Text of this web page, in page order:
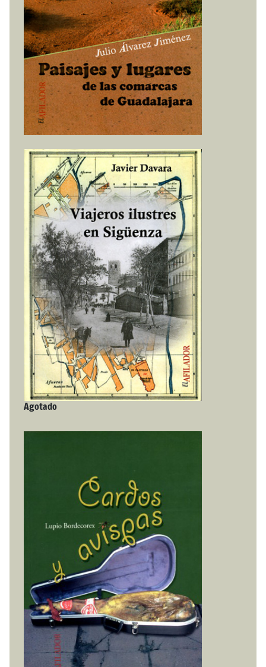
Agotado